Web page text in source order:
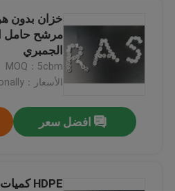
مرشح حامل
الجمبري
MOQ：5cbm
الأسعار：discuss personally
افضل سعر